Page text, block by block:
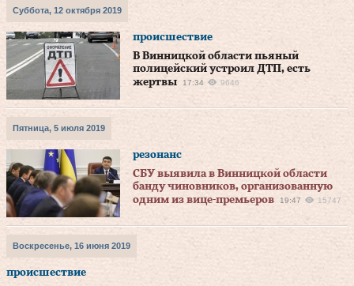
Суббота, 12 октября 2019
происшествие
В Винницкой области пьяный
полицейский устроил ДТП, есть
жертвы
17:34 9646
Пятница, 5 июля 2019
резонанс
СБУ выявила в Винницкой области
банду чиновников, организованную
одним из вице-премьеров
19:47 15747
Воскресенье, 16 июня 2019
происшествие